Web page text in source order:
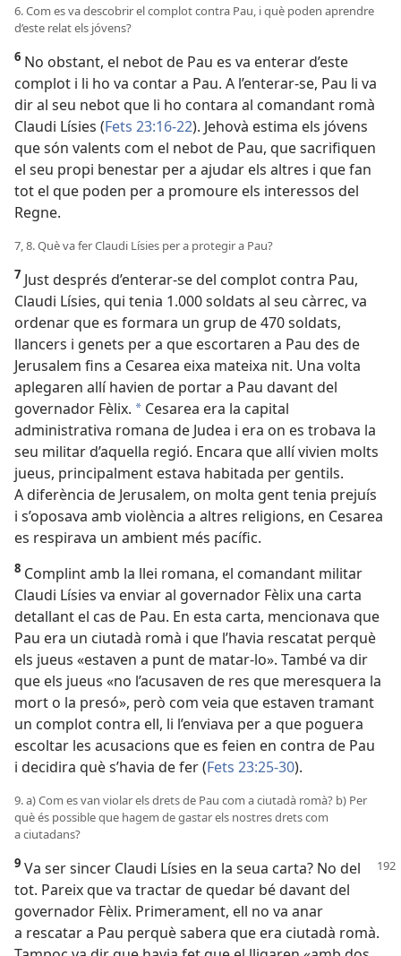
6. Com es va descobrir el complot contra Pau, i què poden aprendre
d’este relat els jóvens?
6 No obstant, el nebot de Pau es va enterar d’este
complot i li ho va contar a Pau. A l’enterar-se, Pau li va
dir al seu nebot que li ho contara al comandant romà
Claudi Lísies (Fets 23:16-22). Jehovà estima els jóvens
que són valents com el nebot de Pau, que sacrifiquen
el seu propi benestar per a ajudar els altres i que fan
tot el que poden per a promoure els interessos del
Regne.
7, 8. Què va fer Claudi Lísies per a protegir a Pau?
7 Just després d’enterar-se del complot contra Pau,
Claudi Lísies, qui tenia 1.000 soldats al seu càrrec, va
ordenar que es formara un grup de 470 soldats,
llancers i genets per a que escortaren a Pau des de
Jerusalem fins a Cesarea eixa mateixa nit. Una volta
aplegaren allí havien de portar a Pau davant del
governador Fèlix. a Cesarea era la capital
administrativa romana de Judea i era on es trobava la
seu militar d’aquella regió. Encara que allí vivien molts
jueus, principalment estava habitada per gentils.
A diferència de Jerusalem, on molta gent tenia prejuís
i s’oposava amb violència a altres religions, en Cesarea
es respirava un ambient més pacífic.
8 Complint amb la llei romana, el comandant militar
Claudi Lísies va enviar al governador Fèlix una carta
detallant el cas de Pau. En esta carta, mencionava que
Pau era un ciutadà romà i que l’havia rescatat perquè
els jueus «estaven a punt de matar-lo». També va dir
que els jueus «no l’acusaven de res que meresquera la
mort o la presó», però com veia que estaven tramant
un complot contra ell, li l’enviava per a que poguera
escoltar les acusacions que es feien en contra de Pau
i decidira què s’havia de fer (Fets 23:25-30).
9. a) Com es van violar els drets de Pau com a ciutadà romà? b) Per
què és possible que hagem de gastar els nostres drets com
a ciutadans?
9 Va ser sincer Claudi Lísies en la seua carta? No del
tot. Pareix que va tractar de quedar bé davant del
governador Fèlix. Primerament, ell no va anar
a rescatar a Pau perquè sabera que era ciutadà romà.